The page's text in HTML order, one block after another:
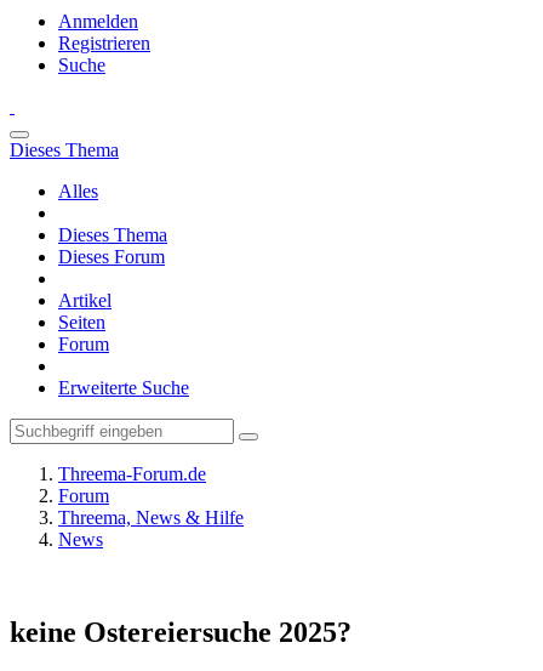
Anmelden
Registrieren
Suche
Dieses Thema
Alles
Dieses Thema
Dieses Forum
Artikel
Seiten
Forum
Erweiterte Suche
Threema-Forum.de
Forum
Threema, News & Hilfe
News
keine Ostereiersuche 2025?